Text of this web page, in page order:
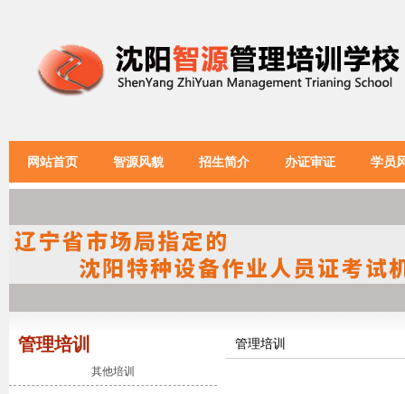
网站首页 智源风貌 招生简介 办证审证 学员
管理培训
其他培训
管理培训